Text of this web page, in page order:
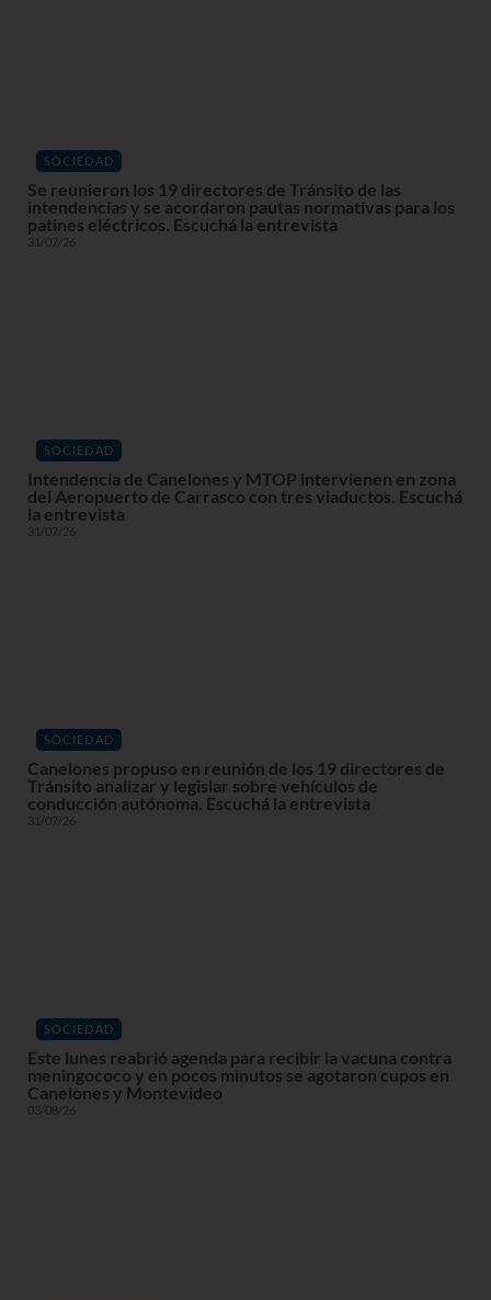
SOCIEDAD
Se reunieron los 19 directores de Tránsito de las
intendencias y se acordaron pautas normativas para los
patines eléctricos. Escuchá la entrevista
31/07/26
SOCIEDAD
Intendencia de Canelones y MTOP intervienen en zona
del Aeropuerto de Carrasco con tres viaductos. Escuchá
la entrevista
31/07/26
SOCIEDAD
Canelones propuso en reunión de los 19 directores de
Tránsito analizar y legislar sobre vehículos de
conducción autónoma. Escuchá la entrevista
31/07/26
SOCIEDAD
Este lunes reabrió agenda para recibir la vacuna contra
meningococo y en pocos minutos se agotaron cupos en
Canelones y Montevideo
03/08/26